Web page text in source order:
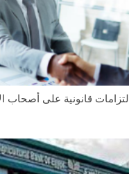
قانونية على أصحاب